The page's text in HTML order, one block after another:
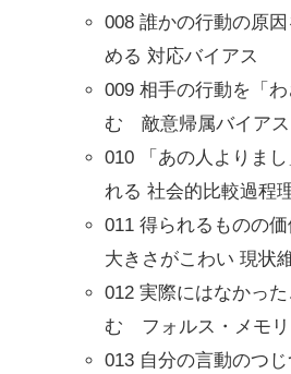
008 誰かの行動の原
める 対応バイアス
009 相手の行動を「
む 敵意帰属バイアス
010 「あの人よりま
れる 社会的比較過程
011 得られるものの
大きさがこわい 現状
012 実際にはなかっ
む フォルス・メモリ
013 自分の言動のつ